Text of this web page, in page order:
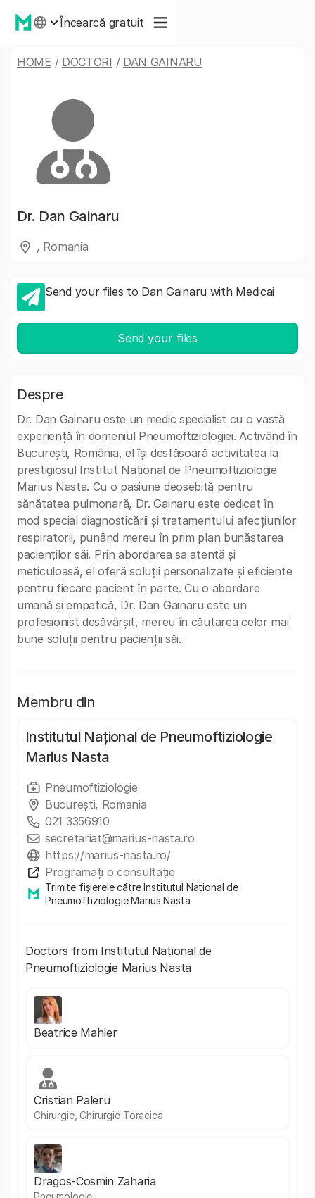
Încearcă gratuit
HOME / DOCTORI / DAN GAINARU
Dr. Dan Gainaru
, Romania
Send your files to Dan Gainaru with Medicai
Send your files
Despre
Dr. Dan Gainaru este un medic specialist cu o vastă
experiență în domeniul Pneumoftiziologiei. Activând în
București, România, el își desfășoară activitatea la
prestigiosul Institut Național de Pneumoftiziologie
Marius Nasta. Cu o pasiune deosebită pentru
sănătatea pulmonară, Dr. Gainaru este dedicat în
mod special diagnosticării și tratamentului afecțiunilor
respiratorii, punând mereu în prim plan bunăstarea
pacienților săi. Prin abordarea sa atentă și
meticuloasă, el oferă soluții personalizate și eficiente
pentru fiecare pacient în parte. Cu o abordare
umană și empatică, Dr. Dan Gainaru este un
profesionist desăvârșit, mereu în căutarea celor mai
bune soluții pentru pacienții săi.
Membru din
Institutul Național de Pneumoftiziologie
Marius Nasta
Pneumoftiziologie
București, Romania
021 3356910
secretariat@marius-nasta.ro
https://marius-nasta.ro/
Programați o consultație
Trimite fișierele către Institutul Național de
Pneumoftiziologie Marius Nasta
Doctors from Institutul Național de
Pneumoftiziologie Marius Nasta
Beatrice Mahler
Cristian Paleru
Chirurgie, Chirurgie Toracica
Dragos-Cosmin Zaharia